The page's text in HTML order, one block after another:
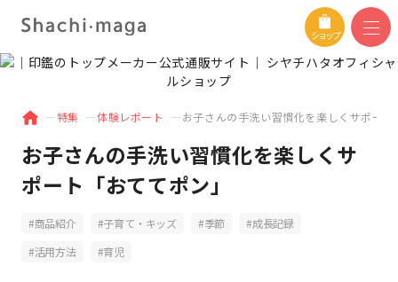
ショップ
特集 体験レポート お子さんの手洗い習慣化を楽しくサポー
お子さんの手洗い習慣化を楽しくサ
ポート「おててポン」
商品紹介 子育て・キッズ 季節
成長記録
活用方法
育児